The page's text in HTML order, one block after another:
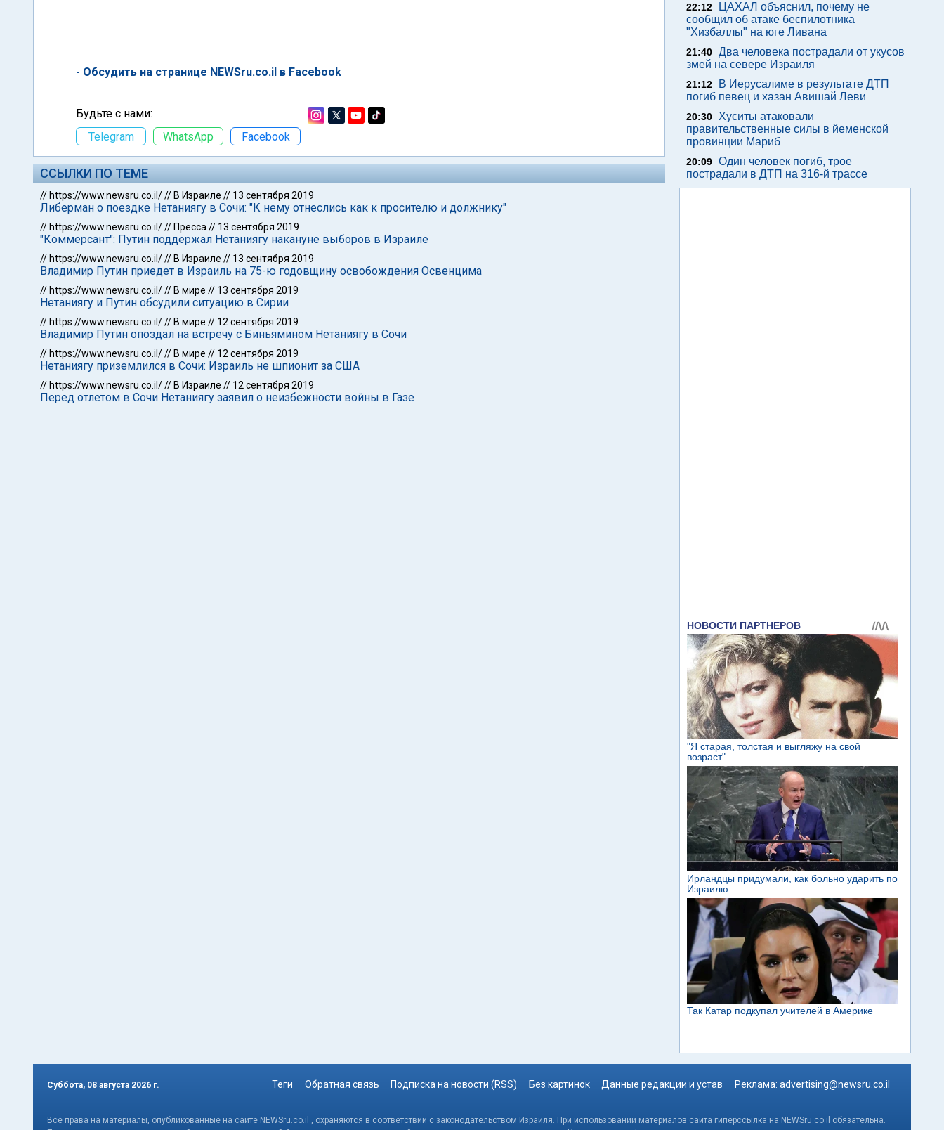
- Обсудить на странице NEWSru.co.il в Facebook
Будьте с нами:
Telegram
WhatsApp Facebook
ССЫЛКИ ПО ТЕМЕ
// https://www.newsru.co.il/// В Израиле // 13 сентября 2019
Либерман о поездке Нетаниягу в Сочи: "К нему отнеслись как к просителю и должнику"
// https://www.newsru.co.il/// Пресса // 13 сентября 2019
"Коммерсант": Путин поддержал Нетаниягу накануне выборов в Израиле
// https://www.newsru.co.il/// В Израиле // 13 сентября 2019
Владимир Путин приедет в Израиль на 75-ю годовщину освобождения Освенцима
// https://www.newsru.co.il/// В мире // 13 сентября 2019
Нетаниягу и Путин обсудили ситуацию в Сирии
// https://www.newsru.co.il/// В мире // 12 сентября 2019
Владимир Путин опоздал на встречу с Биньямином Нетаниягу в Сочи
// https://www.newsru.co.il/// В мире // 12 сентября 2019
Нетаниягу приземлился в Сочи: Израиль не шпионит за США
// https://www.newsru.co.il/// В Израиле // 12 сентября 2019
Перед отлетом в Сочи Нетаниягу заявил о неизбежности войны в Газе
22:12
ЦАХАЛ объяснил, почему не
сообщил об атаке беспилотника
"Хизбаллы" на юге Ливана
21:40 Два человека пострадали от укусов
змей на севере Израиля
21:12
В Иерусалиме в результате ДТП
погиб певец и хазан Авишай Леви
20:30
Хуситы атаковали
правительственные силы в йеменской
провинции Мариб
20:09 Один человек погиб, трое
пострадали в ДТП на 316-й трассе
Суббота, 08 августа 2026 г. Теги Обратная связь Подписка на новости (RSS) Без картинок Данные редакции и устав Реклама: advertising@newsru.co.il
Все права на материалы, опубликованные на сайте NEWSru.co.il , охраняются в соответствии с законодательством Израиля. При использовании материалов сайта гиперссылка на NEWSru.co.il обязательна.